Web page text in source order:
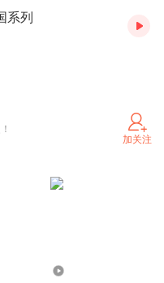
系列
加关注